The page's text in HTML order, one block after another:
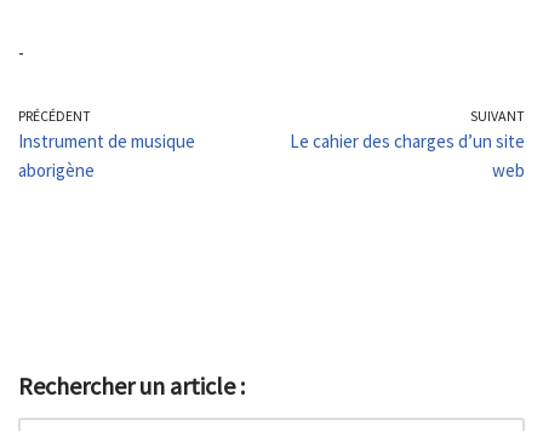
-
PRÉCÉDENT
Instrument de musique
aborigène
SUIVANT
Le cahier des charges d’un site
web
Rechercher un article :